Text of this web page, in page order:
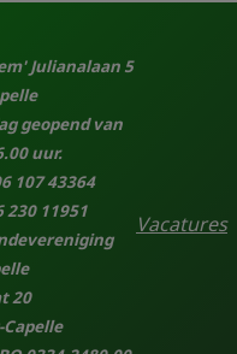
Julianalaan 5
geopend van
uur.
107 43364
230 11951
20
Capelle
Vacatures